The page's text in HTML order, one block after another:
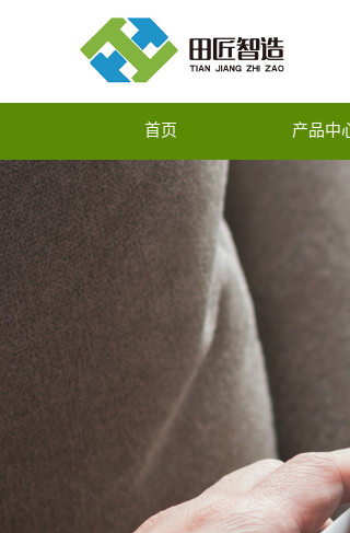
首页 产品中